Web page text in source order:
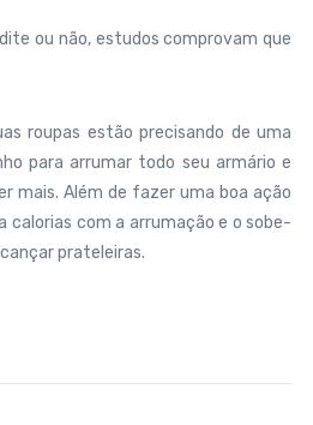
ou não, estudos comprovam que
roupas estão precisando de uma
para arrumar todo seu armário e
mais. Além de fazer uma boa ação
calorias com a arrumação e o sobe-
prateleiras.